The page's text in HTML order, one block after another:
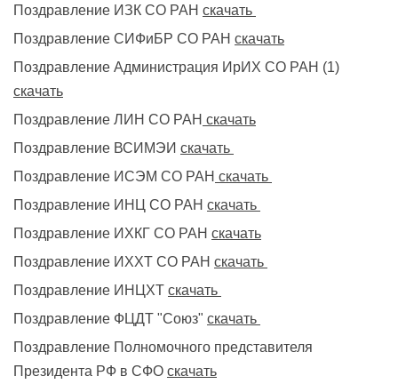
Поздравление ИЗК СО РАН скачать
Поздравление СИФиБР СО РАН скачать
Поздравление Администрация ИрИХ СО РАН (1)
скачать
Поздравление ЛИН СО РАН скачать
Поздравление ВСИМЭИ скачать
Поздравление ИСЭМ СО РАН скачать
Поздравление ИНЦ СО РАН скачать
Поздравление ИХКГ СО РАН скачать
Поздравление ИХХТ СО РАН скачать
Поздравление ИНЦХТ скачать
Поздравление ФЦДТ "Союз" скачать
Поздравление Полномочного представителя
Президента РФ в СФО скачать